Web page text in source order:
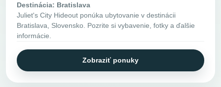
Destinácia: Bratislava
Juliet's City Hideout ponúka ubytovanie v destinácii
Bratislava, Slovensko. Pozrite si vybavenie, fotky a ďalšie
informácie.
Zobraziť ponuky